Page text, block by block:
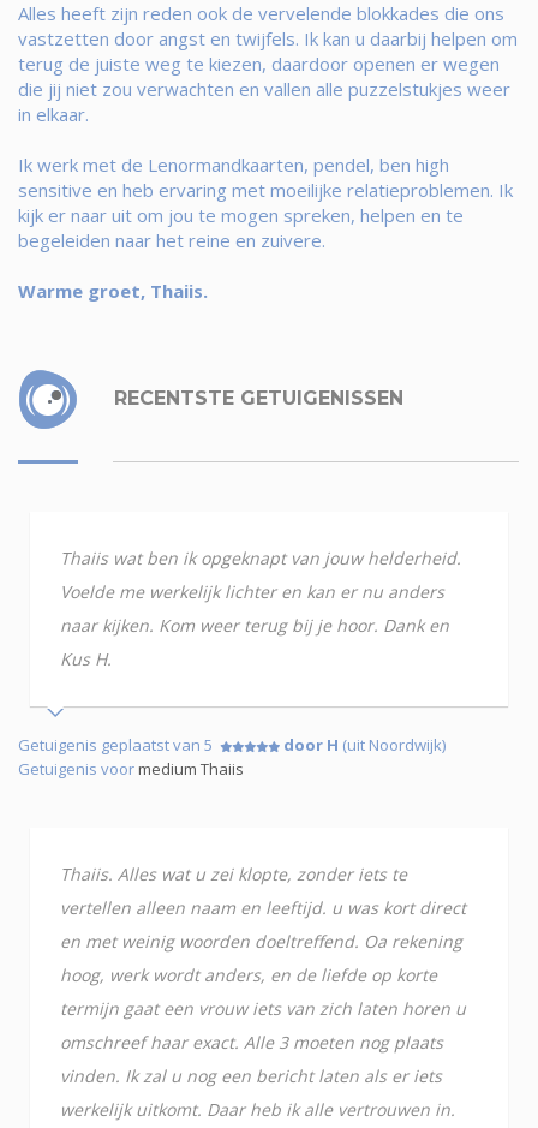
Alles heeft zijn reden ook de vervelende blokkades die ons
vastzetten door angst en twijfels. Ik kan u daarbij helpen om
terug de juiste weg te kiezen, daardoor openen er wegen
die jij niet zou verwachten en vallen alle puzzelstukjes weer
in elkaar.
Ik werk met de Lenormandkaarten, pendel, ben high
sensitive en heb ervaring met moeilijke relatieproblemen. Ik
kijk er naar uit om jou te mogen spreken, helpen en te
begeleiden naar het reine en zuivere.
Warme groet, Thaiis.
RECENTSTE GETUIGENISSEN
Thaiis wat ben ik opgeknapt van jouw helderheid.
Voelde me werkelijk lichter en kan er nu anders
naar kijken. Kom weer terug bij je hoor. Dank en
Kus H.
Getuigenis geplaatst van 5 door H (uit Noordwijk)
Getuigenis voormedium Thaiis
Thaiis. Alles wat u zei klopte, zonder iets te
vertellen alleen naam en leeftijd. u was kort direct
en met weinig woorden doeltreffend. Oa rekening
hoog, werk wordt anders, en de liefde op korte
termijn gaat een vrouw iets van zich laten horen u
omschreef haar exact. Alle 3 moeten nog plaats
vinden. Ik zal u nog een bericht laten als er iets
werkelijk uitkomt. Daar heb ik alle vertrouwen in.